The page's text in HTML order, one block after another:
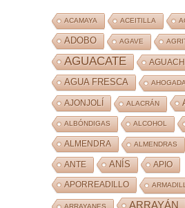
ACAMAYA ACEITILLA
ADOBO AGAVE
AGUACATE
AGUA FRESCA
AJONJOLÍ ALACRÁN
ALBÓNDIGAS ALCOHOL
ALMENDRA ALMENDRAS
ANTE ANÍS APIO
APORREADILLO
ARRAYANES ARRAYÁN